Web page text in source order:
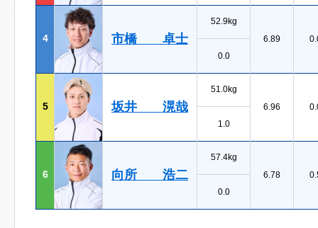
4 市橋 卓士
52.9kg
6.89
0.0
5 坂井 滉哉
51.0kg
6.96
1.0
6 向所 浩二
57.4kg
6.78
0.0